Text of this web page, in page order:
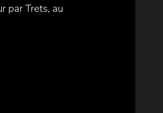
par Trets, au